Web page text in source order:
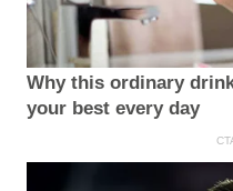
Why this ordinary
your best every day